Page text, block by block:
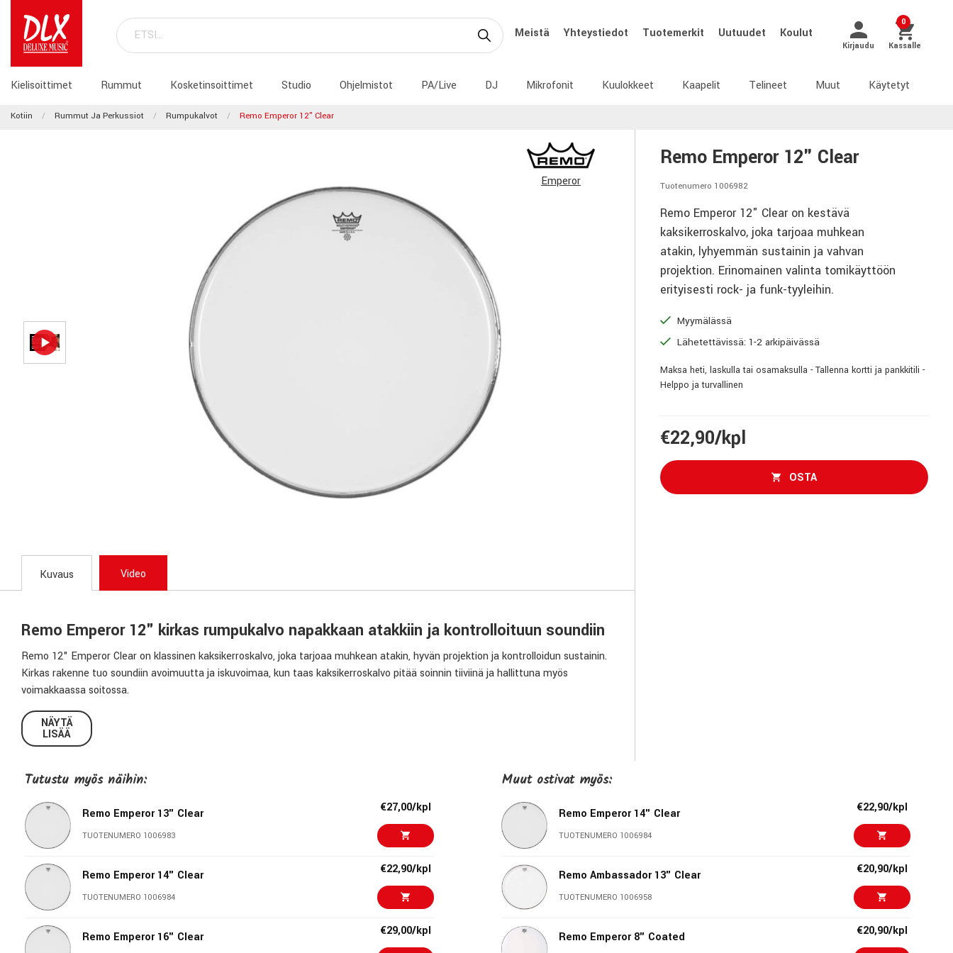
Meistä Yhteystiedot Tuotemerkit Uutuudet Koulut
Kirjaudu
0
Kassalle
Kielisoittimet Rummut Kosketinsoittimet Studio Ohjelmistot PA/Live DJ Mikrofonit Kuulokkeet Kaapelit Telineet Muut Käytetyt
Kotiin Rummut Ja Perkussiot Rumpukalvot Remo Emperor 12" Clear
Emperor
Remo Emperor 12" Clear
Tuotenumero 1006982
Remo Emperor 12" Clear on kestävä
kaksikerroskalvo, joka tarjoaa muhkean
atakin, lyhyemmän sustainin ja vahvan
projektion. Erinomainen valinta tomikäyttöön
erityisesti rock- ja funk-tyyleihin.
Myymälässä
Lähetettävissä: 1-2 arkipäivässä
Maksa heti, laskulla tai osamaksulla - Tallenna kortti ja pankkitili -
Helppo ja turvallinen
€22,90/kpl
OSTA
Kuvaus Video
Remo Emperor 12" kirkas rumpukalvo napakkaan atakkiin ja kontrolloituun soundiin
Remo 12" Emperor Clear on klassinen kaksikerroskalvo, joka tarjoaa muhkean atakin, hyvän projektion ja kontrolloidun sustainin.
Kirkas rakenne tuo soundiin avoimuutta ja iskuvoimaa, kun taas kaksikerroskalvo pitää soinnin tiiviinä ja hallittuna myös
voimakkaassa soitossa.
Emperor-sarja on pitkään ollut suosittu valinta rock-, funk- ja R&B-rumpaleiden keskuudessa. Tämä kalvo toimii erinomaisesti
tomikäytössä, kun haetaan napakkaa, täyteläistä ja helposti miksattavaa soundia.
Miksi valita Remo Emperor 12" kirkas rumpukalvo
Paksuus 2 x 7 mil
Muhkea ja selkeä atakki
Lyhyempi sustain ja kontrolloitu soundi
Vahva projektio ja täyteläinen sointi
Erittäin kestävä rakenne aktiiviseen soittoon
Erinomainen valinta tomeihin
Soitto-ominaisuudet ja soundi
NÄYTÄ
LISÄÄ
Tutustu myös näihin:
Remo Emperor 13" Clear
TUOTENUMERO 1006983
€27,00/kpl
Remo Emperor 14" Clear
TUOTENUMERO 1006984
€22,90/kpl
Remo Emperor 16" Clear €29,00/kpl
Muut ostivat myös:
Remo Emperor 14" Clear
TUOTENUMERO 1006984
€22,90/kpl
Remo Ambassador 13" Clear
TUOTENUMERO 1006958
€20,90/kpl
Remo Emperor 8" Coated €20,90/kpl